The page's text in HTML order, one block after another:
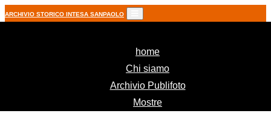
ARCHIVIO STORICO INTESA SANPAOLO
home(current)
Chi siamo
Archivio Publifoto
Mostre